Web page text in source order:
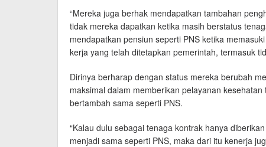
“Mereka juga berhak mendapatkan tambahan
tidak mereka dapatkan ketika masih berstatus
mendapatkan pensiun seperti PNS ketika
kerja yang telah ditetapkan pemerintah, termasuk
Dirinya berharap dengan status mereka berubah
maksimal dalam memberikan pelayanan
bertambah sama seperti PNS.
“Kalau dulu sebagai tenaga kontrak hanya
menjadi sama seperti PNS, maka dari itu kenerja